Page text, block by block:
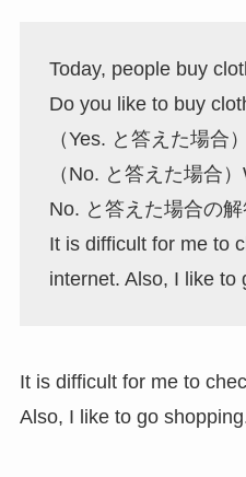
Today, people buy
Do you like to buy
（Yes. と答えた場合
（No. と答えた場合
No. と答えた場合の解
It is difficult for me to
internet. Also, I like to
It is difficult for me to
Also, I like to go